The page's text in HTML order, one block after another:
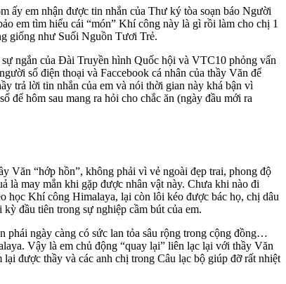
ấy em nhận được tin nhắn của Thư ký tòa soạn báo Người
em tìm hiểu cái “món” Khí công này là gì rồi làm cho chị 1
giống như Suối Nguồn Tươi Trẻ.
ngắn của Đài Truyền hình Quốc hội và VTC10 phỏng vấn
số điện thoại và Faccebook cá nhân của thầy Văn để
trả lời tin nhắn của em và nói thời gian này khá bận vì
để hôm sau mang ra hỏi cho chắc ăn (ngày đầu mới ra
Văn “hớp hồn”, không phải vì vẻ ngoài đẹp trai, phong độ
là may mắn khi gặp được nhân vật này. Chưa khi nào đi
học Khí công Himalaya, lại còn lôi kéo được bác họ, chị dâu
đầu tiên trong sự nghiệp cầm bút của em.
phái ngày càng có sức lan tỏa sâu rộng trong cộng đồng…
Vậy là em chủ động “quay lại” liên lạc lại với thầy Văn
được thầy và các anh chị trong Câu lạc bộ giúp đỡ rất nhiệt